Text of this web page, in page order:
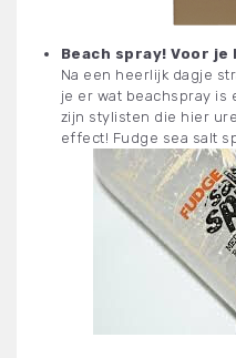
Beach spray! Voor je
Na een heerlijk dagje
je er wat beachspray is
zijn stylisten die hier
effect! Fudge sea salt